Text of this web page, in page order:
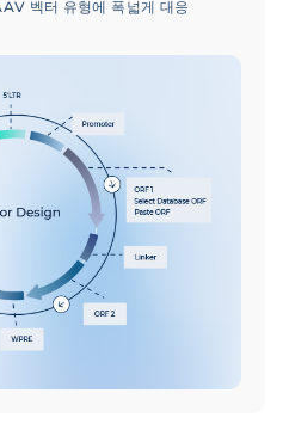
벡터 유형에 폭넓게 대응